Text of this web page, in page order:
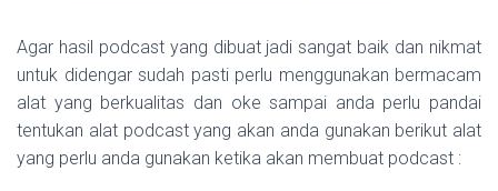
Agar hasil podcast yang dibuat jadi sangat baik dan nikmat
untuk didengar sudah pasti perlu menggunakan bermacam
alat yang berkualitas dan oke sampai anda perlu pandai
tentukan alat podcast yang akan anda gunakan berikut alat
yang perlu anda gunakan ketika akan membuat podcast :